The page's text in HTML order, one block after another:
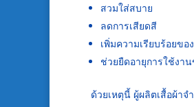
สวมใส่สบาย
ลดการเสียดสี
เพิ่มความเรียบร้อยขอ
ช่วยยืดอายุการใช้งาน
ด้วยเหตุนี้ ผู้ผลิตเสื้อผ้า